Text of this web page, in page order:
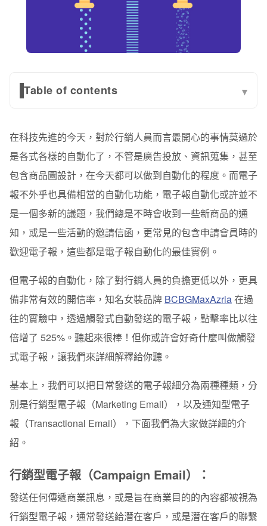
Table of contents ▾
通知型電子報 / 交易型電子報（Transactional Email）:
自動化電子報要如何做得更好？答案在「客戶旅程
Comsumer Journey」
客戶旅程（Comsumer Journey）是什麼？
如何抓出客戶旅程？
客戶旅程結合自動化電子報（Email Automaiton），客製
化行銷最佳利器
1. 歡迎信
2. 訂單確認
3. 購物車未完成
4. 到貨通知
5. 季節化行銷電子報
2.提高客戶留存率
在科技先進的今天，對於行銷人員而言最開心的事情莫過於
是各式各樣的自動化了，不管是廣告投放、資訊蒐集，甚至
包含商品圖設計，在今天都可以做到自動化的程度。而電子
報不外乎也具備相當的自動化功能，電子報自動化或許並不
是一個多新的議題，我們總是不時會收到一些新商品的通
知，或是一些活動的邀請信函，更常見的包含申請會員時的
歡迎電子報，這些都是電子報自動化的最佳實例。
但電子報的自動化，除了對行銷人員的負擔更低以外，更具
備非常有效的開信率，知名女裝品牌 BCBGMaxAzria在過
往的實驗中，透過觸發式自動發送的電子報，點擊率比以往
倍增了 525% 。聽起來很棒！但你或許會好奇什麼叫做觸發
式電子報，讓我們來詳細解釋給你聽。
基本上，我們可以把日常發送的電子報細分為兩種種類，分
別是行銷型電子報（Marketing Email），以及通知型電子
報（Transactional Email），下面我們為大家做詳細的介
紹。
行銷型電子報（Campaign Email）：
發送任何傳遞商業訊息，或是旨在商業目的的內容都被視為
行銷型電子報，通常發送給潛在客戶，或是潛在客戶的聯繫